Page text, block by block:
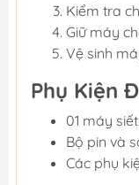
Kiểm tra
Giữ máy
Vệ sinh
Phụ Kiện
01 máy
Bộ pin và
Các phụ